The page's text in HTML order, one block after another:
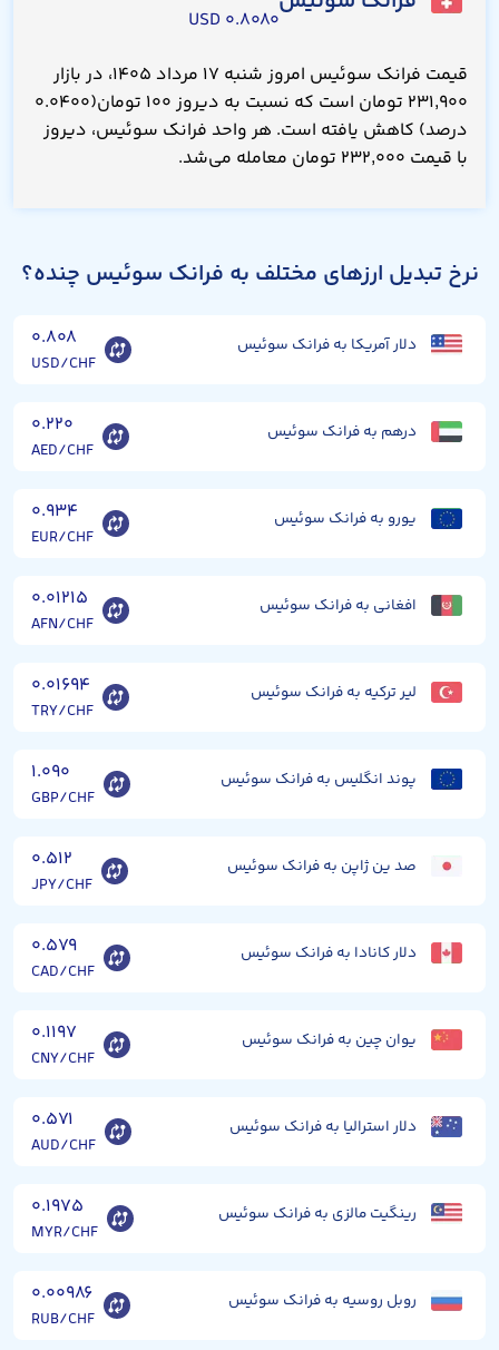
۰.۸۰۸۰ USD
قیمت فرانک سوئیس امروز شنبه ۱۷ مرداد ۱۴۰۵، در بازار
۲۳۱,۹۰۰ تومان است که نسبت به دیروز ۱۰۰ تومان(۰.۰۴۰۰
درصد) کاهش یافته است. هر واحد فرانک سوئیس، دیروز
با قیمت ۲۳۲,۰۰۰ تومان معامله می‌شد.
نرخ تبدیل ارزهای مختلف به فرانک سوئیس چنده؟
دلار آمریکا به فرانک سوئیس ۰.۸۰۸
USD/CHF
درهم به فرانک سوئیس ۰.۲۲۰
AED/CHF
یورو به فرانک سوئیس ۰.۹۳۴
EUR/CHF
افغانی به فرانک سوئیس ۰.۰۱۲۱۵
AFN/CHF
لیر ترکیه به فرانک سوئیس ۰.۰۱۶۹۴
TRY/CHF
پوند انگلیس به فرانک سوئیس ۱.۰۹۰
GBP/CHF
صد ین ژاپن به فرانک سوئیس ۰.۵۱۲
JPY/CHF
دلار کانادا به فرانک سوئیس ۰.۵۷۹
CAD/CHF
یوان چین به فرانک سوئیس ۰.۱۱۹۷
CNY/CHF
دلار استرالیا به فرانک سوئیس ۰.۵۷۱
AUD/CHF
رینگیت مالزی به فرانک سوئیس ۰.۱۹۷۵
MYR/CHF
روبل روسیه به فرانک سوئیس ۰.۰۰۹۸۶
RUB/CHF